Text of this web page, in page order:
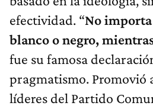
efectividad. “No
blanco o negro,
fue su famosa
pragmatismo. Promovió
líderes del Partido